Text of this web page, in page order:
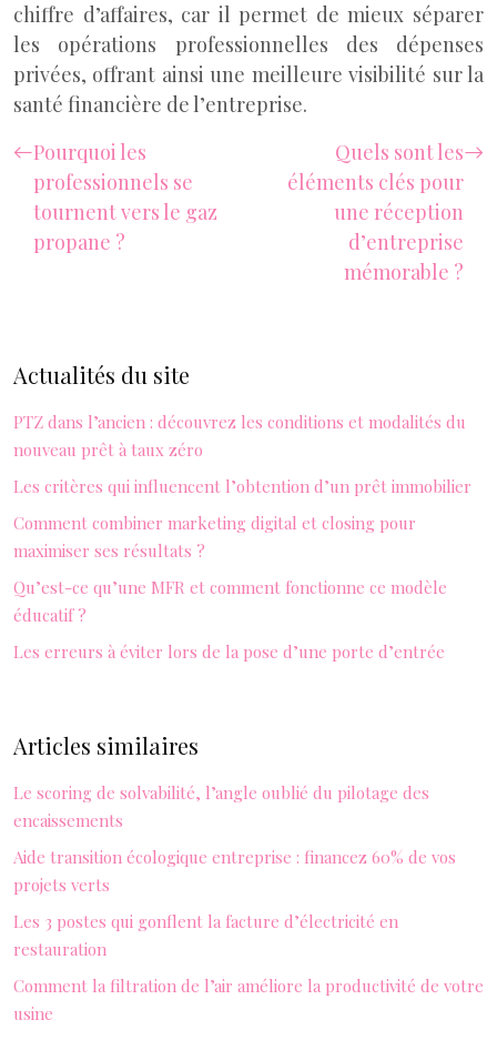
chiffre d’affaires, car il permet de mieux séparer
les opérations professionnelles des dépenses
privées, offrant ainsi une meilleure visibilité sur la
santé financière de l’entreprise.
Pourquoi les
professionnels se
tournent vers le gaz
propane ?
Quels sont les
éléments clés pour
une réception
d’entreprise
mémorable ?
Actualités du site
PTZ dans l’ancien : découvrez les conditions et modalités du
nouveau prêt à taux zéro
Les critères qui influencent l’obtention d’un prêt immobilier
Comment combiner marketing digital et closing pour
maximiser ses résultats ?
Qu’est-ce qu’une MFR et comment fonctionne ce modèle
éducatif ?
Les erreurs à éviter lors de la pose d’une porte d’entrée
Articles similaires
Le scoring de solvabilité, l’angle oublié du pilotage des
encaissements
Aide transition écologique entreprise : financez 60% de vos
projets verts
Les 3 postes qui gonflent la facture d’électricité en
restauration
Comment la filtration de l’air améliore la productivité de votre
usine